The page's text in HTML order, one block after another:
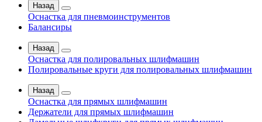
Назад
Оснастка для пневмоинструментов
Балансиры
Назад
Оснастка для полировальных шлифмашин
Полировальные круги для полировальных шлифмашин
Назад
Оснастка для прямых шлифмашин
Держатели для прямых шлифмашин